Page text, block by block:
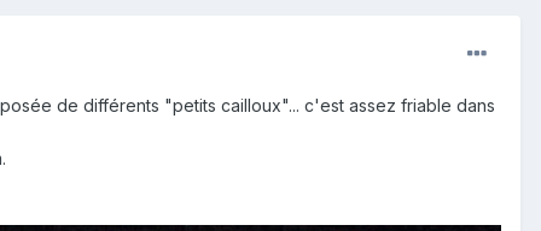
de différents "petits cailloux"... c'est assez friable dans